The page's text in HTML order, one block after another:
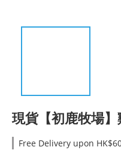
現貨【初鹿牧場
Free Delivery upon